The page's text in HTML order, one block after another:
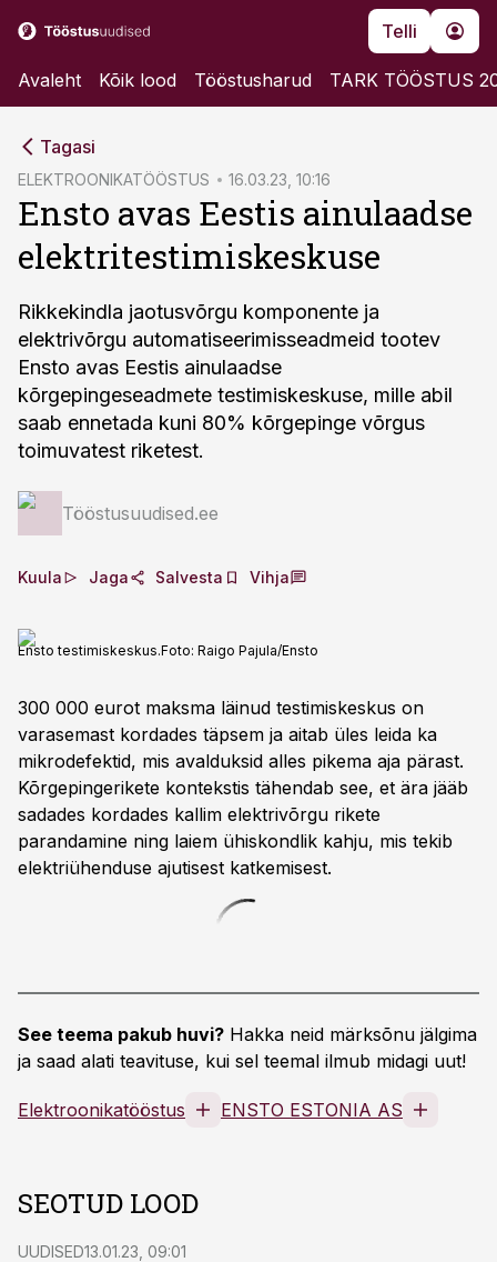
Telli
Avaleht Kõik lood Tööstusharud TARK TÖÖSTUS
Tagasi
ELEKTROONIKATÖÖSTUS 16.03.23, 10:16
Ensto avas Eestis ainulaadse
elektritestimiskeskuse
Rikkekindla jaotusvõrgu komponente ja
elektrivõrgu automatiseerimisseadmeid tootev
Ensto avas Eestis ainulaadse
kõrgepingeseadmete testimiskeskuse, mille abil
saab ennetada kuni 80% kõrgepinge võrgus
toimuvatest riketest.
Tööstusuudised.ee
Kuula Jaga Salvesta Vihja
Ensto testimiskeskus.Foto: Raigo Pajula/Ensto
300 000 eurot maksma läinud testimiskeskus on
varasemast kordades täpsem ja aitab üles leida ka
mikrodefektid, mis avalduksid alles pikema aja pärast.
Kõrgepingerikete kontekstis tähendab see, et ära jääb
sadades kordades kallim elektrivõrgu rikete
parandamine ning laiem ühiskondlik kahju, mis tekib
elektriühenduse ajutisest katkemisest.
See teema pakub huvi? Hakka neid märksõnu jälgima
ja saad alati teavituse, kui sel teemal ilmub midagi uut!
Elektroonikatööstus ENSTO ESTONIA AS
SEOTUD LOOD
UUDISED13.01.23, 09:01